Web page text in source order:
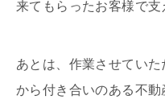
来てもらったお客様で支
あとは、作業させてい
から付き合いのある不